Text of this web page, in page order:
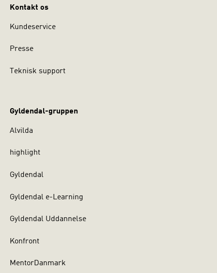
Kontakt os
Kundeservice
Presse
Teknisk support
Gyldendal-gruppen
Alvilda
highlight
Gyldendal
Gyldendal e-Learning
Gyldendal Uddannelse
Konfront
MentorDanmark